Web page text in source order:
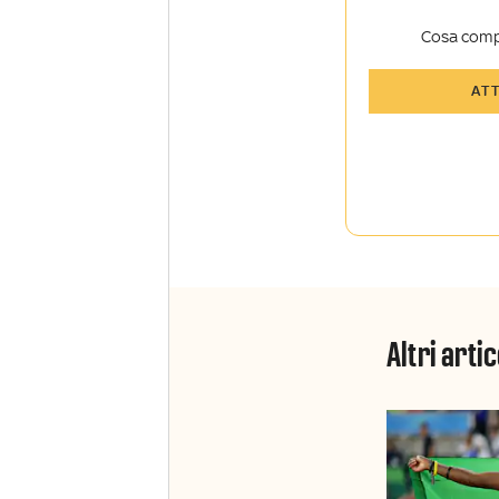
Cosa
Sky TG24
Altri